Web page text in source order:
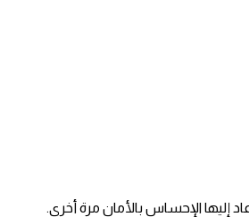
إليها الإحساس بالأمان مرة أخرى.